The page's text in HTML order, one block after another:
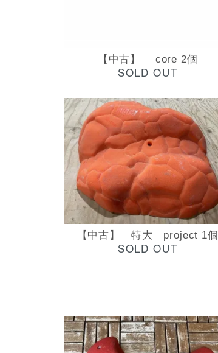
【中古】 core 2個
SOLD OUT
【中古】 特大 project 1個
SOLD OUT